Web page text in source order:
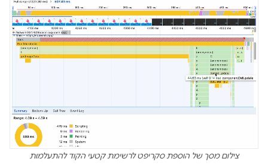
צילום מסך של הוספת סקריפט לרשימת קטעי הקוד להתעלמות